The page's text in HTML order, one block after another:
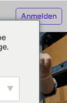
Anmelden